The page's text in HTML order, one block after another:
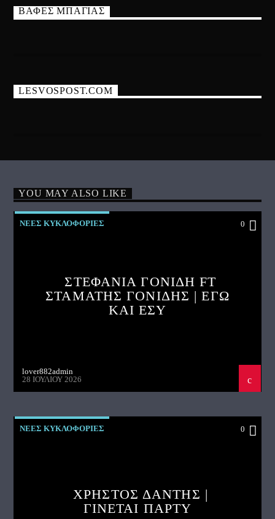
ΒΑΦΕΣ ΜΠΑΓΙΑΣ
LESVOSPOST.COM
YOU MAY ALSO LIKE
ΝΕΕΣ ΚΥΚΛΟΦΟΡΙΕΣ 0
ΣΤΕΦΑΝΙΑ ΓΟΝΙΔΗ FT
ΣΤΑΜΑΤΗΣ ΓΟΝΙΔΗΣ | ΕΓΩ
ΚΑΙ ΕΣΥ
lover882admin
28 ΙΟΥΛΊΟΥ 2026
ΝΕΕΣ ΚΥΚΛΟΦΟΡΙΕΣ 0
ΧΡΗΣΤΟΣ ΔΑΝΤΗΣ |
ΓΙΝΕΤΑΙ ΠΑΡΤΥ